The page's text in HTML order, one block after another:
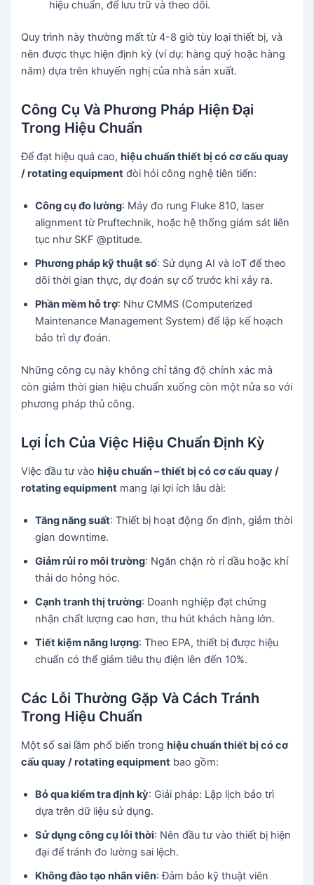
hiệu chuẩn, để lưu trữ và theo dõi.
Quy trình này thường mất từ 4-8 giờ tùy loại thiết bị, và
nên được thực hiện định kỳ (ví dụ: hàng quý hoặc hàng
năm) dựa trên khuyến nghị của nhà sản xuất.
Công Cụ Và Phương Pháp Hiện Đại
Trong Hiệu Chuẩn
Để đạt hiệu quả cao,hiệu chuẩn thiết bị có cơ cấu quay
/ rotating equipment đòi hỏi công nghệ tiên tiến:
Công cụ đo lường: Máy đo rung Fluke 810, laser
alignment từ Pruftechnik, hoặc hệ thống giám sát liên
tục như SKF @ptitude.
Phương pháp kỹ thuật số: Sử dụng AI và IoT để theo
dõi thời gian thực, dự đoán sự cố trước khi xảy ra.
Phần mềm hỗ trợ: Như CMMS (Computerized
Maintenance Management System) để lập kế hoạch
bảo trì dự đoán.
Những công cụ này không chỉ tăng độ chính xác mà
còn giảm thời gian hiệu chuẩn xuống còn một nửa so với
phương pháp thủ công.
Lợi Ích Của Việc Hiệu Chuẩn Định Kỳ
Việc đầu tư vàohiệu chuẩn – thiết bị có cơ cấu quay /
rotating equipment mang lại lợi ích lâu dài:
Tăng năng suất: Thiết bị hoạt động ổn định, giảm thời
gian downtime.
Giảm rủi ro môi trường: Ngăn chặn rò rỉ dầu hoặc khí
thải do hỏng hóc.
Cạnh tranh thị trường: Doanh nghiệp đạt chứng
nhận chất lượng cao hơn, thu hút khách hàng lớn.
Tiết kiệm năng lượng: Theo EPA, thiết bị được hiệu
chuẩn có thể giảm tiêu thụ điện lên đến 10%.
Các Lỗi Thường Gặp Và Cách Tránh
Trong Hiệu Chuẩn
Một số sai lầm phổ biến tronghiệu chuẩn thiết bị có cơ
cấu quay / rotating equipment bao gồm:
Bỏ qua kiểm tra định kỳ: Giải pháp: Lập lịch bảo trì
dựa trên dữ liệu sử dụng.
Sử dụng công cụ lỗi thời: Nên đầu tư vào thiết bị hiện
đại để tránh đo lường sai lệch.
Không đào tạo nhân viên: Đảm bảo kỹ thuật viên